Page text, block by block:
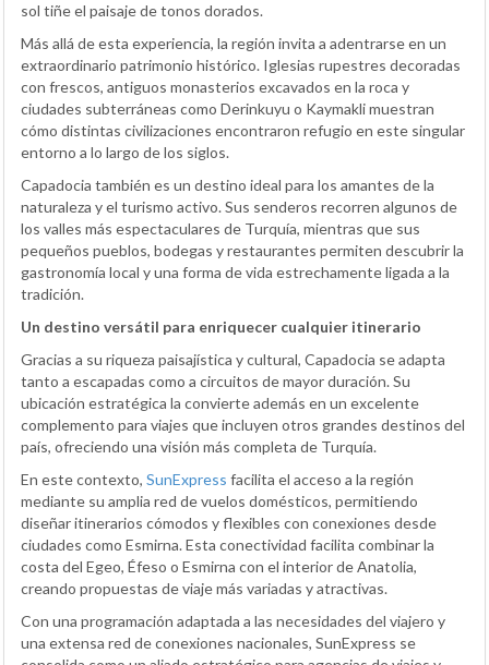
sol tiñe el paisaje de tonos dorados.
Más allá de esta experiencia, la región invita a adentrarse en un
extraordinario patrimonio histórico. Iglesias rupestres decoradas
con frescos, antiguos monasterios excavados en la roca y
ciudades subterráneas como Derinkuyu o Kaymakli muestran
cómo distintas civilizaciones encontraron refugio en este singular
entorno a lo largo de los siglos.
Capadocia también es un destino ideal para los amantes de la
naturaleza y el turismo activo. Sus senderos recorren algunos de
los valles más espectaculares de Turquía, mientras que sus
pequeños pueblos, bodegas y restaurantes permiten descubrir la
gastronomía local y una forma de vida estrechamente ligada a la
tradición.
Un destino versátil para enriquecer cualquier itinerario
Gracias a su riqueza paisajística y cultural, Capadocia se adapta
tanto a escapadas como a circuitos de mayor duración. Su
ubicación estratégica la convierte además en un excelente
complemento para viajes que incluyen otros grandes destinos del
país, ofreciendo una visión más completa de Turquía.
En este contexto, SunExpress facilita el acceso a la región
mediante su amplia red de vuelos domésticos, permitiendo
diseñar itinerarios cómodos y flexibles con conexiones desde
ciudades como Esmirna. Esta conectividad facilita combinar la
costa del Egeo, Éfeso o Esmirna con el interior de Anatolia,
creando propuestas de viaje más variadas y atractivas.
Con una programación adaptada a las necesidades del viajero y
una extensa red de conexiones nacionales, SunExpress se